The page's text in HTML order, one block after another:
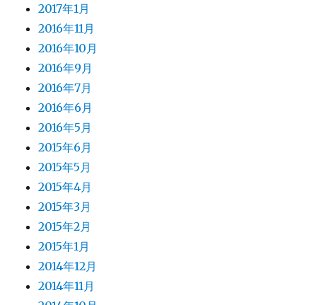
2017年1月
2016年11月
2016年10月
2016年9月
2016年7月
2016年6月
2016年5月
2015年6月
2015年5月
2015年4月
2015年3月
2015年2月
2015年1月
2014年12月
2014年11月